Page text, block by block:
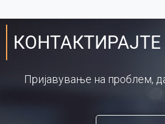
КОНТАКТИРАЈТЕ
Пријавување на проблем,